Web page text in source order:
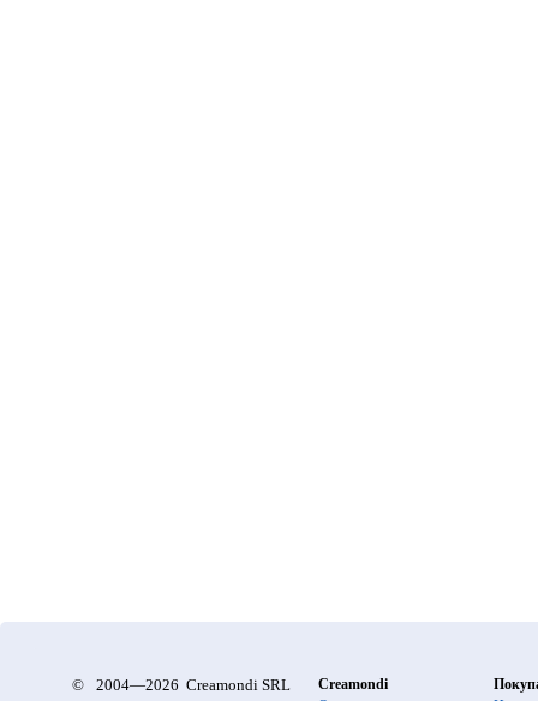
© 2004—2026 Creamondi SRL
Creamondi